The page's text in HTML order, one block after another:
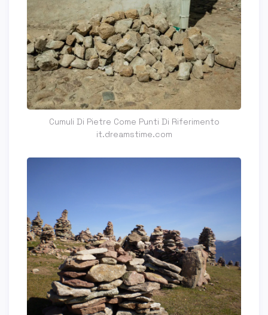
Cumuli Di Pietre Come Punti Di Riferimento
it.dreamstime.com